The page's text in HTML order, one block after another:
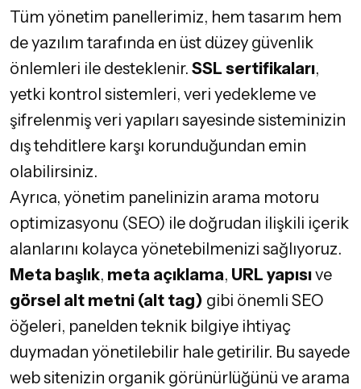
Tüm yönetim panellerimiz, hem tasarım hem
de yazılım tarafında en üst düzey güvenlik
önlemleri ile desteklenir. SSL sertifikaları,
yetki kontrol sistemleri, veri yedekleme ve
şifrelenmiş veri yapıları sayesinde sisteminizin
dış tehditlere karşı korunduğundan emin
olabilirsiniz.
Ayrıca, yönetim panelinizin arama motoru
optimizasyonu (SEO) ile doğrudan ilişkili içerik
alanlarını kolayca yönetebilmenizi sağlıyoruz.
Meta başlık, meta açıklama, URL yapısıve
görsel alt metni (alt tag) gibi önemli SEO
öğeleri, panelden teknik bilgiye ihtiyaç
duymadan yönetilebilir hale getirilir. Bu sayede
web sitenizin organik görünürlüğünü ve arama